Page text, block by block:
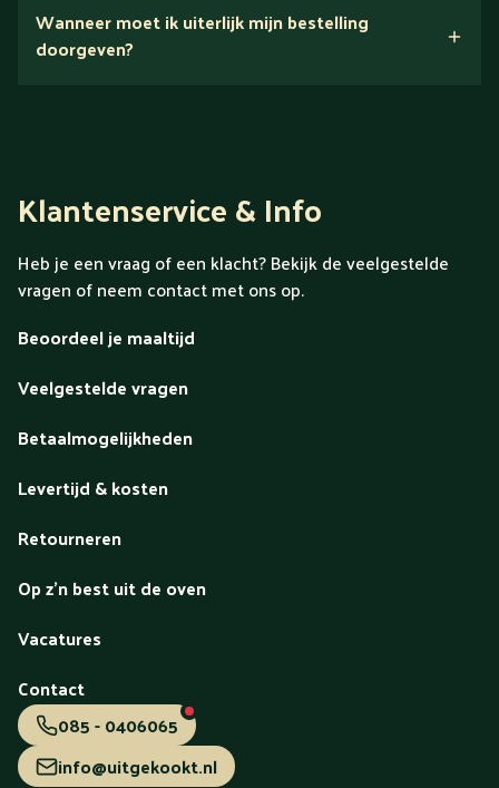
Ontdek alles over Gold
Wanneer moet ik uiterlijk mijn bestelling
doorgeven?
Klantenservice & Info
Heb je een vraag of een klacht? Bekijk de veelgestelde
vragen of neem contact met ons op.
Beoordeel je maaltijd
Veelgestelde vragen
Betaalmogelijkheden
Levertijd & kosten
Retourneren
Op z'n best uit de oven
Vacatures
Contact
085 - 0406065
info@uitgekookt.nl